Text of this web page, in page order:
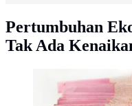
Pertumbuhan
Tak Ada